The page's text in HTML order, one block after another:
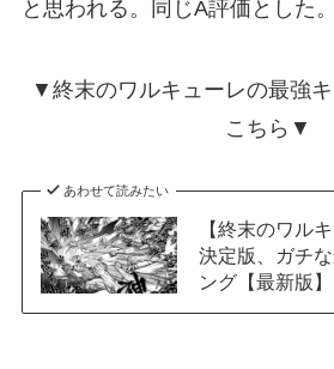
と思われる。同じA評価とした。
▼終末のワルキューレの最強
こちら▼
あわせて読みたい
【終末のワル
決定版、ガチ
ング【最新版】